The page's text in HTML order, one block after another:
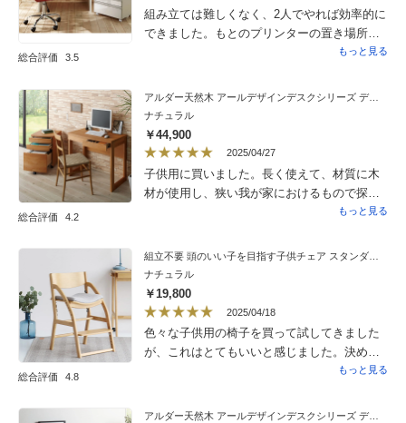
総合評価 3.5
組み立ては難しくなく、2人でやれば効率的に
できました。もとのプリンターの置き場所が
有効に活用でき、キャスターで簡単に移動で
移動範囲が広がります。
もっと見る
総合評価 4.2
アルダー天然木 アールデザインデスクシリーズ デスク・幅80.5cm
ナチュラル
￥44,900
2025/04/27
子供用に買いました。長く使えて、材質に木
材が使用し、狭い我が家におけるもので探し
ていまして、本商品を見つけ購入しました。
子供には大人になっても使って欲しいです。
もっと見る
総合評価 4.8
組立不要 頭のいい子を目指す子供チェア スタンダード 幅44.5cm奥行47.5cm〜58cm高さ73.5cm
ナチュラル
￥19,800
2025/04/18
色々な子供用の椅子を買って試してきました
が、これはとてもいいと感じました。決めて
は、座面の奥行きと、カーブが入っていると
けあると感じました。今までの子供用椅子は
もっと見る
アルダー天然木 アールデザインデスクシリーズ デスク・幅120.5cm